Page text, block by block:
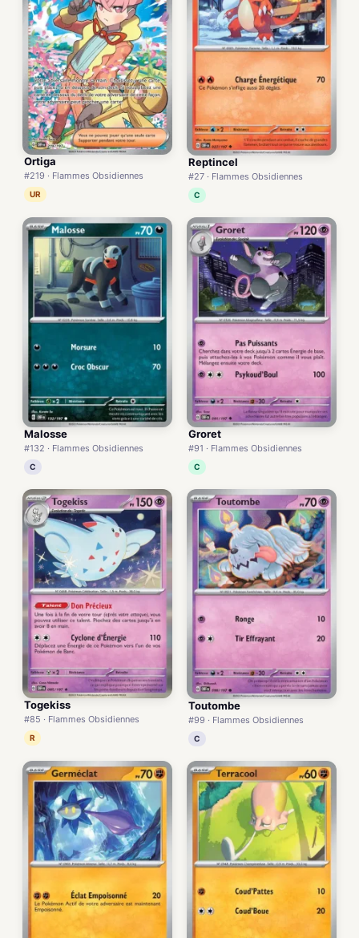
Ortiga
#219 · Flammes Obsidiennes
UR
Reptincel
#27 · Flammes Obsidiennes
C
Malosse
#132 · Flammes Obsidiennes
C
Groret
#91 · Flammes Obsidiennes
C
Togekiss
#85 · Flammes Obsidiennes
R
Toutombe
#99 · Flammes Obsidiennes
C